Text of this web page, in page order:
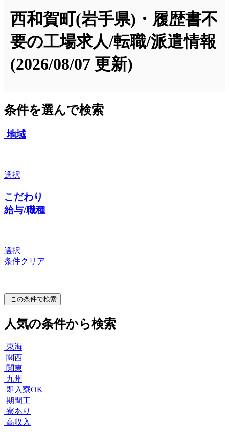
西和賀町(岩手県)・履歴書不
要の工場求人/転職/派遣情報
(2026/08/07 更新)
条件を選んで検索
地域
選択
こだわり
給与/職種
選択
条件クリア
この条件で検索
人気の条件から検索
東海
関西
関東
九州
即入寮OK
期間工
寮あり
高収入